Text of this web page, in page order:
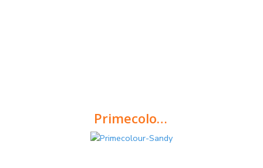
Primecolour-Plus
Argamassa de betumação de juntas de 2 a 10mm, indicado para piscinas, casas de banho públicas, cozinhas industriais.